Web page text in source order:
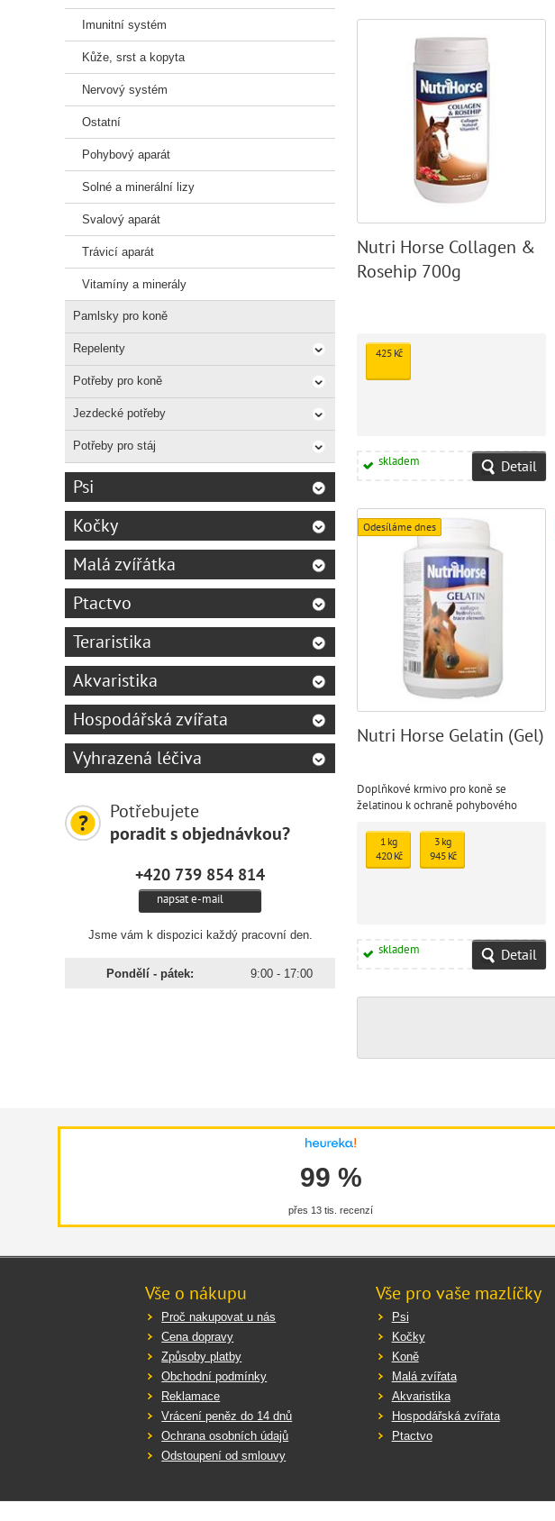
Nutri Horse Collagen &
Rosehip 700g
425 Kč
skladem Detail
Odesíláme dnes
Nutri Horse Gelatin (Gel)
Doplňkové krmivo pro koně se
želatinou k ochraně pohybového
chrupavky.
1 kg
420 Kč
3 kg
945 Kč
skladem Detail
Imunitní systém
Kůže, srst a kopyta
Nervový systém
Ostatní
Pohybový aparát
Solné a minerální lizy
Svalový aparát
Trávicí aparát
Vitamíny a minerály
Pamlsky pro koně
Repelenty
Potřeby pro koně
Jezdecké potřeby
Potřeby pro stáj
Psi
Kočky
Malá zvířátka
Ptactvo
Teraristika
Akvaristika
Hospodářská zvířata
Vyhrazená léčiva
Potřebujete
poradit s objednávkou?
+420 739 854 814
napsat e-mail
Jsme vám k dispozici každý pracovní den.
Pondělí - pátek: 9:00 - 17:00
99 %
přes 13 tis. recenzí
Vše o nákupu
Proč nakupovat u nás
Cena dopravy
Způsoby platby
Obchodní podmínky
Reklamace
Vrácení peněz do 14 dnů
Ochrana osobních údajů
Odstoupení od smlouvy
Vše pro vaše mazlíčky
Psi
Kočky
Koně
Malá zvířata
Akvaristika
Hospodářská zvířata
Ptactvo